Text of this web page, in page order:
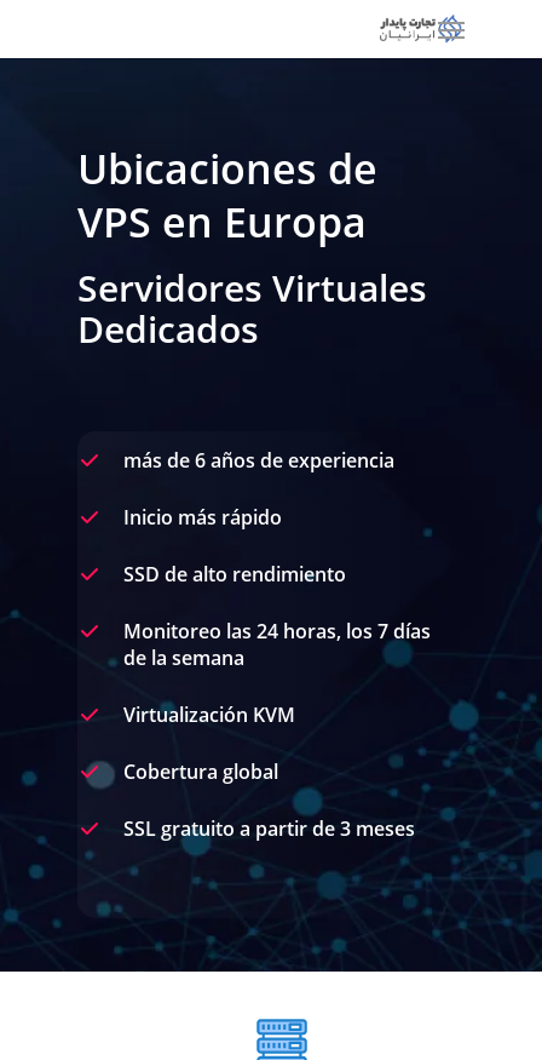
Ubicaciones de
VPS en Europa
Servidores Virtuales
Dedicados
más de 6 años de experiencia
Inicio más rápido
SSD de alto rendimiento
Monitoreo las 24 horas, los 7 días
de la semana
Virtualización KVM
Cobertura global
SSL gratuito a partir de 3 meses